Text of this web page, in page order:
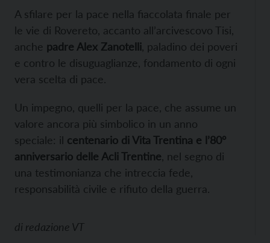
A sfilare per la pace nella fiaccolata finale per
le vie di Rovereto, accanto all’arcivescovo Tisi,
anche padre Alex Zanotelli , paladino dei poveri
e contro le disuguaglianze, fondamento di ogni
vera scelta di pace.
Un impegno, quelli per la pace, che assume un
valore ancora più simbolico in un anno
speciale: il centenario di Vita Trentina e l’80°
anniversario delle Acli Trentine , nel segno di
una testimonianza che intreccia fede,
responsabilità civile e rifiuto della guerra.
di redazione VT